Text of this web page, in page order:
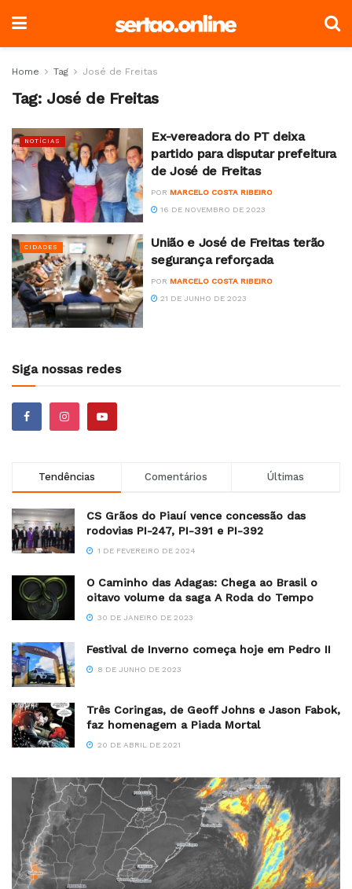
Home Tag José de Freitas
Tag: José de Freitas
NOTÍCIAS
Ex-vereadora do PT deixa
partido para disputar prefeitura
de José de Freitas
POR MARCELO COSTA RIBEIRO
16 DE NOVEMBRO DE 2023
CIDADES
União e José de Freitas terão
segurança reforçada
POR MARCELO COSTA RIBEIRO
21 DE JUNHO DE 2023
Siga nossas redes
Tendências Comentários Últimas
CS Grãos do Piauí vence concessão das
rodovias PI-247, PI-391 e PI-392
1 DE FEVEREIRO DE 2024
O Caminho das Adagas: Chega ao Brasil o
oitavo volume da saga A Roda do Tempo
30 DE JANEIRO DE 2023
Festival de Inverno começa hoje em Pedro II
8 DE JUNHO DE 2023
Três Coringas, de Geoff Johns e Jason Fabok,
faz homenagem a Piada Mortal
20 DE ABRIL DE 2021